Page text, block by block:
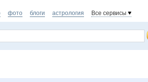
фото блоги астрология Все сервисы